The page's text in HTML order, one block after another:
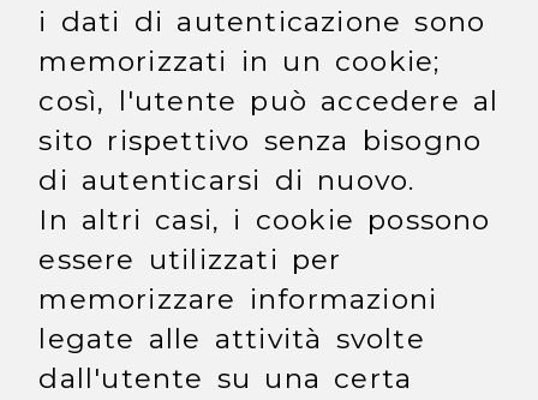
i dati di autenticazione sono
memorizzati in un cookie;
così, l'utente può accedere al
sito rispettivo senza bisogno
di autenticarsi di nuovo.
In altri casi, i cookie possono
essere utilizzati per
memorizzare informazioni
legate alle attività svolte
dall'utente su una certa